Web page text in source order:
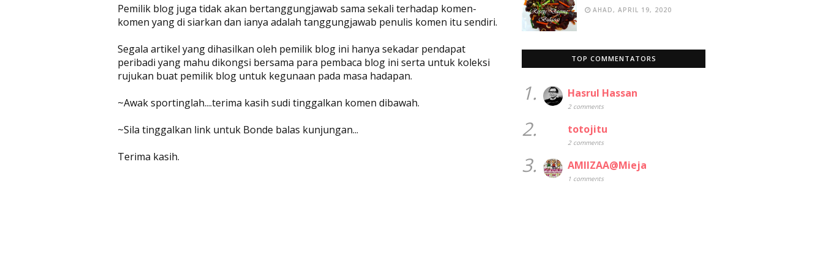
Pemilik blog juga tidak akan bertanggungjawab sama sekali terhadap komen-
komen yang di siarkan dan ianya adalah tanggungjawab penulis komen itu sendiri.
Segala artikel yang dihasilkan oleh pemilik blog ini hanya sekadar pendapat
peribadi yang mahu dikongsi bersama para pembaca blog ini serta untuk koleksi
rujukan buat pemilik blog untuk kegunaan pada masa hadapan.
~Awak sportinglah....terima kasih sudi tinggalkan komen dibawah.
~Sila tinggalkan link untuk Bonde balas kunjungan...
Terima kasih.
AHAD, APRIL 19, 2020
TOP COMMENTATORS
1. Hasrul Hassan
2 comments
2. totojitu
2 comments
3. AMIIZAA@Mieja
1 comments